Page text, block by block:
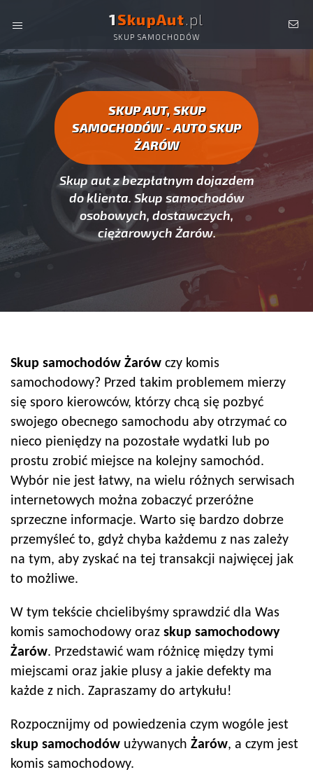
1SkupAut.pl
SKUP SAMOCHODÓW
AUTO SKUP ŻARÓW -
SAMOCHODÓW ŻARÓW
SKUP AUT, SKUP
SAMOCHODÓW - AUTO SKUP
ŻARÓW
Skup aut z bezpłatnym dojazdem
do klienta. Skup samochodów
osobowych, dostawczych,
ciężarowych Żarów.
Skup samochodów Żarów czy komis
samochodowy? Przed takim problemem mierzy
się sporo kierowców, którzy chcą się pozbyć
swojego obecnego samochodu aby otrzymać co
nieco pieniędzy na pozostałe wydatki lub po
prostu zrobić miejsce na kolejny samochód.
Wybór nie jest łatwy, na wielu różnych serwisach
internetowych można zobaczyć przeróżne
sprzeczne informacje. Warto się bardzo dobrze
przemyśleć to, gdyż chyba każdemu z nas zależy
na tym, aby zyskać na tej transakcji najwięcej jak
to możliwe.
W tym tekście chcielibyśmy sprawdzić dla Was
komis samochodowy oraz skup samochodowy
Żarów. Przedstawić wam różnicę między tymi
miejscami oraz jakie plusy a jakie defekty ma
każde z nich. Zapraszamy do artykułu!
Rozpocznijmy od powiedzenia czym wogóle jest
skup samochodów używanych Żarów, a czym jest
komis samochodowy.